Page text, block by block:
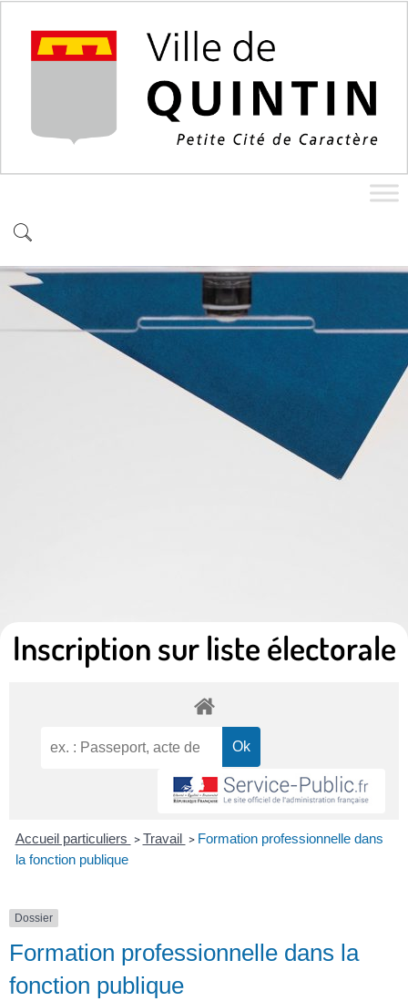
Inscription sur liste électorale
Accueil particuliers > Travail > Formation professionnelle dans
la fonction publique
Dossier
Formation professionnelle dans la
fonction publique